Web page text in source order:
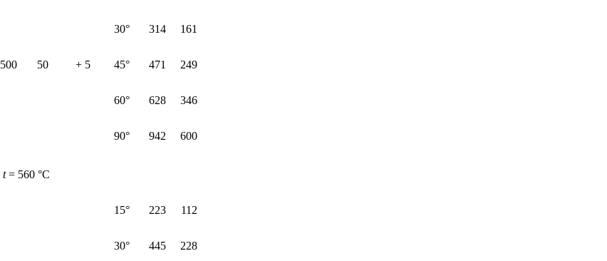
500 50 + 5
30° 314 161
45° 471 249
60° 628 346
90° 942 600
t= 560 °С
15° 223 112
30° 445 228